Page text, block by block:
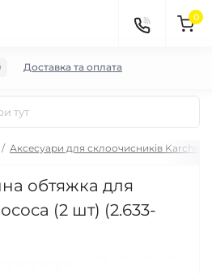
0
Аксесуари для склоочисників Karcher
обтяжка для
(2 шт) (2.633-
Доставка та оплата